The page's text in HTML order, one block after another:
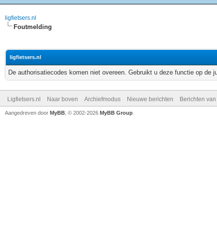
ligfietsers.nl
Foutmelding
ligfietsers.nl
De authorisatiecodes komen niet overeen. Gebruikt u deze functie op de
Ligfietsers.nl Naar boven Archiefmodus Nieuwe berichten Berichten
Aangedreven door MyBB , © 2002-2026 MyBB Group